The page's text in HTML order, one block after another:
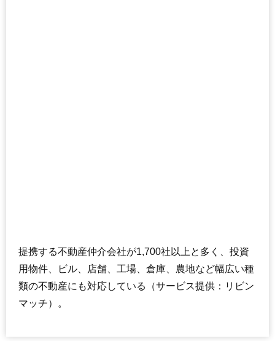
提携する不動産仲介会社が1,700社以上と多く、投資
用物件、ビル、店舗、工場、倉庫、農地など幅広い種
類の不動産にも対応している（サービス提供：リビン
マッチ）。